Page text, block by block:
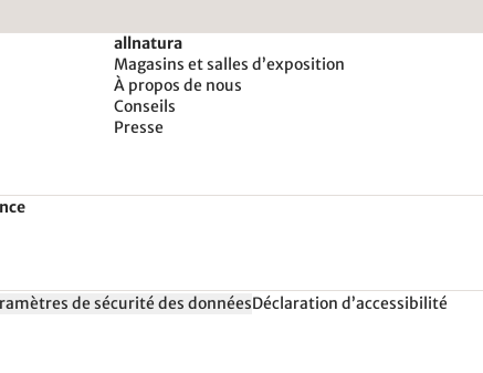
allnatura
Magasins et salles d’exposition
À propos de nous
Conseils
Presse
de sécurité des donnéesDéclaration d’accessibilité